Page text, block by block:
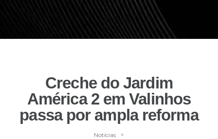
Creche do Jardim
América 2 em Valinhos
passa por ampla reforma
Notícias >